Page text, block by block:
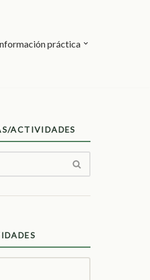
práctica
ACTIVIDADES